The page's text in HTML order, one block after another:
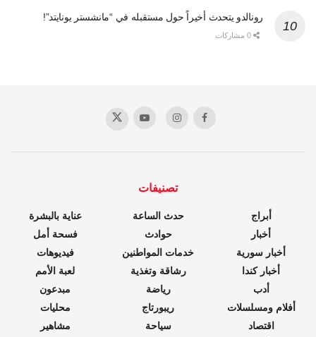
رونالدو يتحدث أخيراً حول مستقبله في “مانشستر يونايتد”!
تصنيفات
أبراج
أخبار
أخبار سورية
أخبار كندا
أدب
أفلام ومسلسلات
اقتصاد
حدث الساعة
حوادث
خدمات المواطنين
رشاقة وتغذية
رياضة
ريبورتاج
سياحة
عناية بالبشرة
فسحة أمل
فيديوهات
لعبة الأمم
مبدعون
محليات
مشاهير